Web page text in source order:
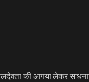
की आगया लेकर